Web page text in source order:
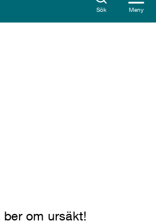
Sök Meny
om ursäkt!